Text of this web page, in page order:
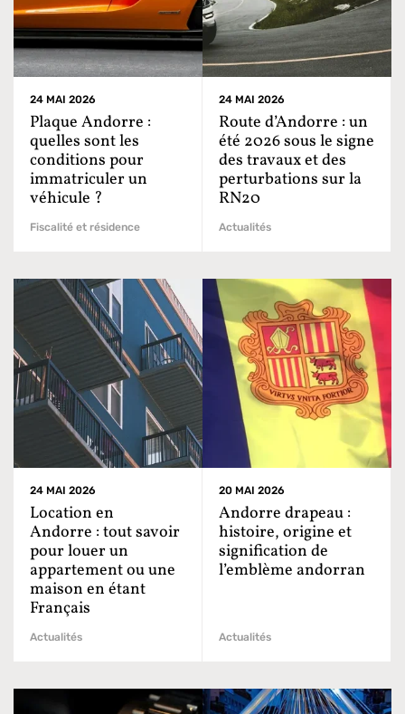
24 MAI 2026
Plaque Andorre :
quelles sont les
conditions pour
immatriculer un
véhicule ?
Fiscalité et résidence
24 MAI 2026
Route d’Andorre : un
été 2026 sous le signe
des travaux et des
perturbations sur la
RN20
Actualités
24 MAI 2026
Location en
Andorre : tout savoir
pour louer un
appartement ou une
maison en étant
Français
Actualités
20 MAI 2026
Andorre drapeau :
histoire, origine et
signification de
l’emblème andorran
Actualités